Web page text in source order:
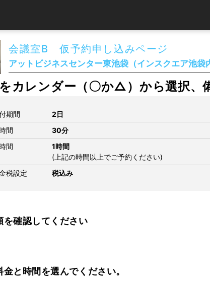
会議室B 仮予約申し込みページ
アットビジネスセンター東池袋（インスクエア池袋
カレンダー（〇か△）から選択、
期間
2日
間
30分
間
1時間
(上記の時間以上でご予約ください)
税設定
税込み
を確認してください
と時間を選んでください。